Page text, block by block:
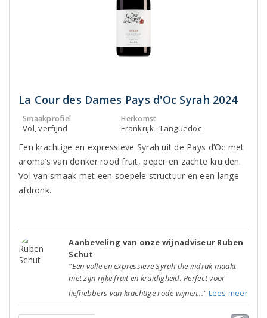
La Cour des Dames Pays d'Oc Syrah 2024
Smaakprofiel
Vol, verfijnd
Herkomst
Frankrijk - Languedoc
Een krachtige en expressieve Syrah uit de Pays d’Oc met
aroma’s van donker rood fruit, peper en zachte kruiden.
Vol van smaak met een soepele structuur en een lange
afdronk.
Aanbeveling van onze wijnadviseur Ruben
Schut
"Een volle en expressieve Syrah die indruk maakt
met zijn rijke fruit en kruidigheid. Perfect voor
liefhebbers van krachtige rode wijnen..." Lees meer